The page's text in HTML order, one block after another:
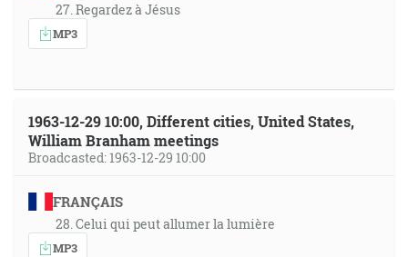
27. Regardez à Jésus
MP3
1963-12-29 10:00, Different cities, United States,
William Branham meetings
Broadcasted: 1963-12-29 10:00
FRANÇAIS
28. Celui qui peut allumer la lumière
MP3